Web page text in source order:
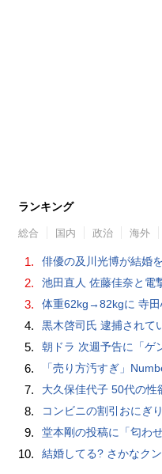
ランキング
総合 国内 政治 海外
1. 俳優の及川光博が結婚
2. 池田直人 佐藤佳奈と電
3. 体重62kg→82kgに 寺田
4. 黒木啓司氏 逮捕されて
5. 朝ドラ 次週予告に「ゲ
6. 「売り方汚すぎ」
7. 大久保佳代子 50代の性
8. コンビニの割引おにぎ
9. 堂本剛の投稿に「匂わせ
10. 結婚してる? さかなク